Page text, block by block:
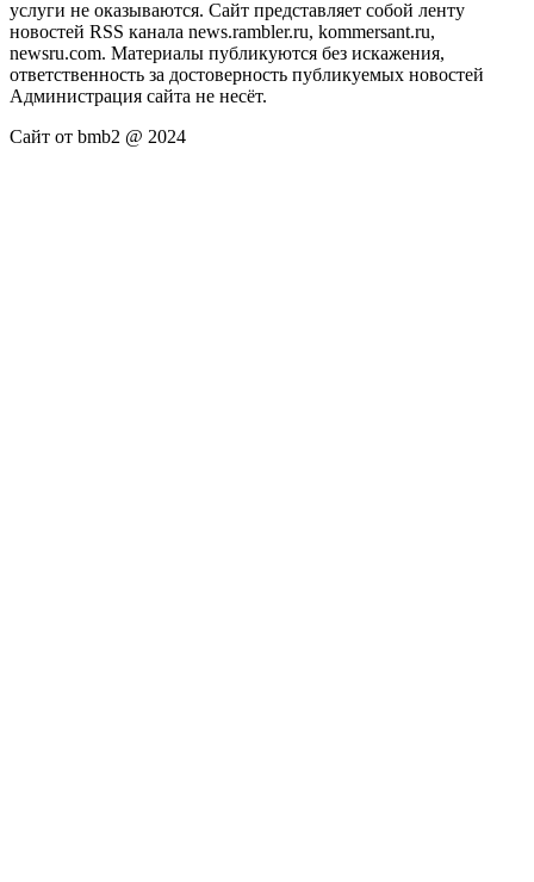
услуги не оказываются. Сайт представляет собой ленту
новостей RSS канала news.rambler.ru, kommersant.ru,
newsru.com. Материалы публикуются без искажения,
ответственность за достоверность публикуемых новостей
Администрация сайта не несёт.
Сайт от bmb2 @ 2024